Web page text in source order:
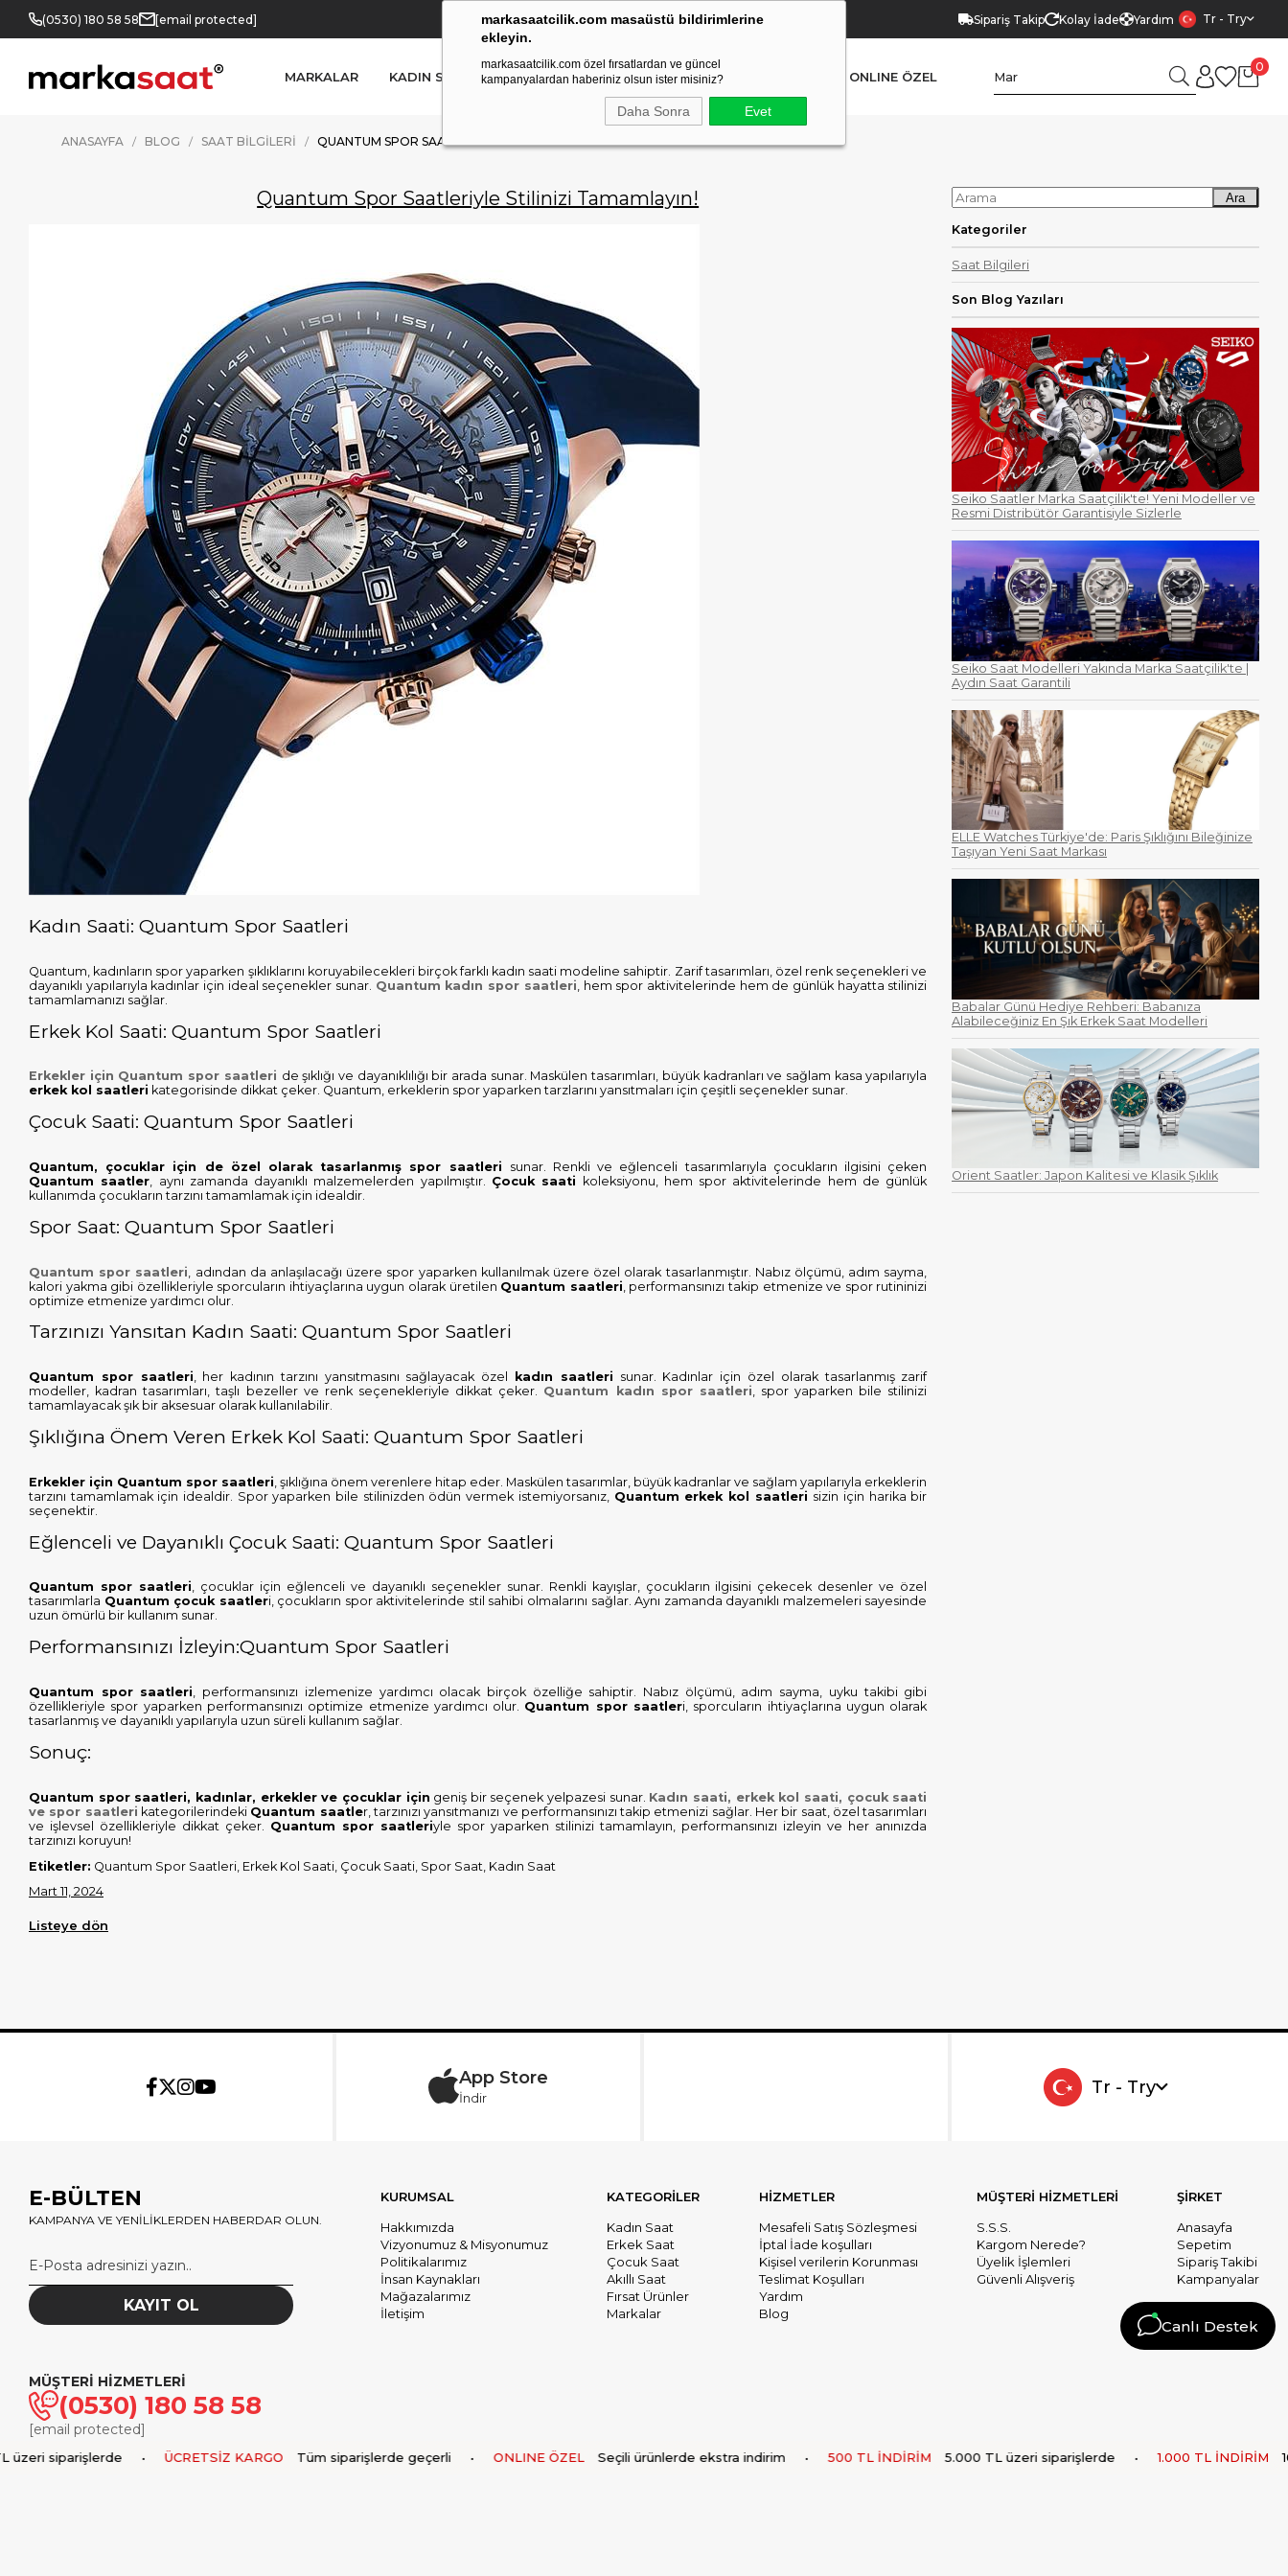
markasaatcilik.com masaüstü bildirimlerine
ekleyin.
markasaatcilik.com özel fırsatlardan ve güncel
kampanyalardan haberiniz olsun ister misiniz?
Daha Sonra Evet
(0530) 180 58 58 [email protected] YETKİLİ SATICI (Ücretsiz Kargo Ve İade) Sipariş Takip Kolay İade Yardım Tr - Try
MARKALAR KADIN SAAT ERKEK SAAT AKILLI SAAT ONLINE ÖZEL
0
ANASAYFA BLOG SAAT BILGILERI QUANTUM SPOR SAATLERIYLE STILINIZI TAMAMLAYIN!
Quantum Spor Saatleriyle Stilinizi Tamamlayın!
Kadın Saati: Quantum Spor Saatleri
Quantum, kadınların spor yaparken şıklıklarını koruyabilecekleri birçok farklı kadın saati modeline sahiptir. Zarif tasarımları, özel renk seçenekleri ve
dayanıklı yapılarıyla kadınlar için ideal seçenekler sunar. Quantum kadın spor saatleri , hem spor aktivitelerinde hem de günlük hayatta stilinizi
tamamlamanızı sağlar.
Erkek Kol Saati: Quantum Spor Saatleri
Erkekler için Quantum spor saatleri de şıklığı ve dayanıklılığı bir arada sunar. Maskülen tasarımları, büyük kadranları ve sağlam kasa yapılarıyla
erkek kol saatleri kategorisinde dikkat çeker. Quantum, erkeklerin spor yaparken tarzlarını yansıtmaları için çeşitli seçenekler sunar.
Çocuk Saati: Quantum Spor Saatleri
Quantum, çocuklar için de özel olarak tasarlanmış spor saatleri sunar. Renkli ve eğlenceli tasarımlarıyla çocukların ilgisini çeken
Quantum saatler , aynı zamanda dayanıklı malzemelerden yapılmıştır. Çocuk saati koleksiyonu, hem spor aktivitelerinde hem de günlük
kullanımda çocukların tarzını tamamlamak için idealdir.
Spor Saat: Quantum Spor Saatleri
Quantum spor saatleri , adından da anlaşılacağı üzere spor yaparken kullanılmak üzere özel olarak tasarlanmıştır. Nabız ölçümü, adım sayma,
kalori yakma gibi özellikleriyle sporcuların ihtiyaçlarına uygun olarak üretilen Quantum saatleri , performansınızı takip etmenize ve spor rutininizi
optimize etmenize yardımcı olur.
Tarzınızı Yansıtan Kadın Saati: Quantum Spor Saatleri
Quantum spor saatleri, her kadının tarzını yansıtmasını sağlayacak özel kadın saatleri sunar. Kadınlar için özel olarak tasarlanmış zarif
modeller, kadran tasarımları, taşlı bezeller ve renk seçenekleriyle dikkat çeker. Quantum kadın spor saatleri, spor yaparken bile stilinizi
tamamlayacak şık bir aksesuar olarak kullanılabilir.
Şıklığına Önem Veren Erkek Kol Saati: Quantum Spor Saatleri
Erkekler için Quantum spor saatleri , şıklığına önem verenlere hitap eder. Maskülen tasarımlar, büyük kadranlar ve sağlam yapılarıyla erkeklerin
tarzını tamamlamak için idealdir. Spor yaparken bile stilinizden ödün vermek istemiyorsanız, Quantum erkek kol saatleri sizin için harika bir
seçenektir.
Eğlenceli ve Dayanıklı Çocuk Saati: Quantum Spor Saatleri
Quantum spor saatleri, çocuklar için eğlenceli ve dayanıklı seçenekler sunar. Renkli kayışlar, çocukların ilgisini çekecek desenler ve özel
tasarımlarla Quantum çocuk saatleri, çocukların spor aktivitelerinde stil sahibi olmalarını sağlar. Aynı zamanda dayanıklı malzemeleri sayesinde
uzun ömürlü bir kullanım sunar.
Performansınızı İzleyin:Quantum Spor Saatleri
Quantum spor saatleri , performansınızı izlemenize yardımcı olacak birçok özelliğe sahiptir. Nabız ölçümü, adım sayma, uyku takibi gibi
özellikleriyle spor yaparken performansınızı optimize etmenize yardımcı olur. Quantum spor saatleri, sporcuların ihtiyaçlarına uygun olarak
tasarlanmış ve dayanıklı yapılarıyla uzun süreli kullanım sağlar.
Sonuç:
Quantum spor saatleri, kadınlar, erkekler ve çocuklar için geniş bir seçenek yelpazesi sunar. Kadın saati, erkek kol saati, çocuk saati
ve spor saatleri kategorilerindeki Quantum saatler, tarzınızı yansıtmanızı ve performansınızı takip etmenizi sağlar. Her bir saat, özel tasarımları
ve işlevsel özellikleriyle dikkat çeker. Quantum spor saatleriyle spor yaparken stilinizi tamamlayın, performansınızı izleyin ve her anınızda
tarzınızı koruyun!
Etiketler: Quantum Spor Saatleri, Erkek Kol Saati, Çocuk Saati, Spor Saat, Kadın Saat
Mart 11, 2024
Listeye dön
Ara
Kategoriler
Saat Bilgileri
Son Blog Yazıları
Seiko Saatler Marka Saatçilik'te! Yeni Modeller ve
Resmi Distribütör Garantisiyle Sizlerle
Seiko Saat Modelleri Yakında Marka Saatçilik'te |
Aydın Saat Garantili
ELLE Watches Türkiye'de: Paris Şıklığını Bileğinize
Taşıyan Yeni Saat Markası
Babalar Günü Hediye Rehberi: Babanıza
Alabileceğiniz En Şık Erkek Saat Modelleri
Orient Saatler: Japon Kalitesi ve Klasik Şıklık
App Store
İndir
Tr - Try
E-BÜLTEN
KAMPANYA VE YENİLİKLERDEN HABERDAR OLUN.
KAYIT OL
MÜŞTERİ HİZMETLERİ
(0530) 180 58 58
[email protected]
KURUMSAL
Hakkımızda
Vizyonumuz & Misyonumuz
Politikalarımız
İnsan Kaynakları
Mağazalarımız
İletişim
KATEGORİLER
Kadın Saat
Erkek Saat
Çocuk Saat
Akıllı Saat
Fırsat Ürünler
Markalar
HİZMETLER
Mesafeli Satış Sözleşmesi
İptal İade koşulları
Kişisel verilerin Korunması
Teslimat Koşulları
Yardım
Blog
MÜŞTERİ HİZMETLERİ
S.S.S.
Kargom Nerede?
Üyelik İşlemleri
Güvenli Alışveriş
ŞİRKET
Anasayfa
Sepetim
Sipariş Takibi
Kampanyalar
siparişlerde • ÜCRETSİZ KARGO Tüm siparişlerde geçerli • ONLINE ÖZEL Seçili ürünlerde ekstra indirim • 500 TL İNDİRİM 5.000 TL üzeri siparişlerde • 1.000 TL İNDİRİM
Canlı Destek